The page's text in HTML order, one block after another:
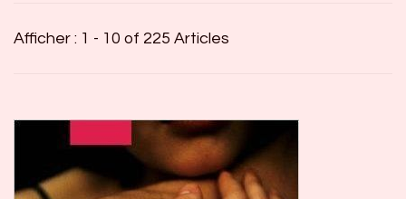
Afficher : 1 - 10 of 225 Articles